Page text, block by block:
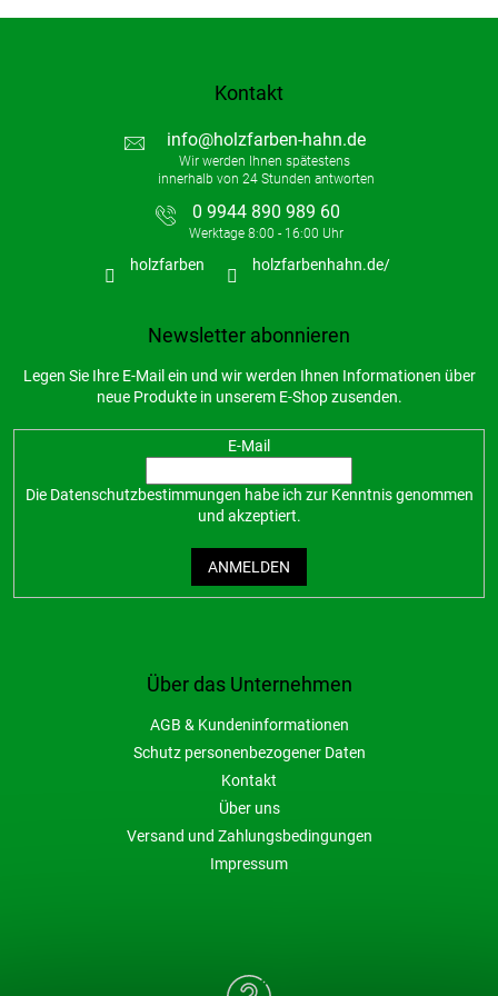
L
e
Über das Unternehmen
AGB & Kundeninformationen
Schutz personenbezogener Daten
Kontakt
Über uns
Versand und Zahlungsbedingungen
Impressum
Kontakt
info@holzfarben-hahn.de
0 9944 890 989 60
holzfarben holzfarbenhahn.de/
Newsletter abonnieren
Legen Sie Ihre E-Mail ein und wir werden Ihnen Informationen über
neue Produkte in unserem E-Shop zusenden.
E-Mail
Die Datenschutzbestimmungen habe ich zur Kenntnis genommen
und akzeptiert.
ANMELDEN